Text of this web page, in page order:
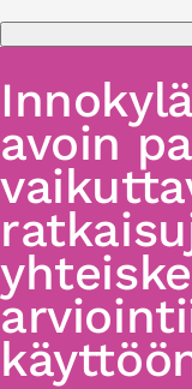
avoin